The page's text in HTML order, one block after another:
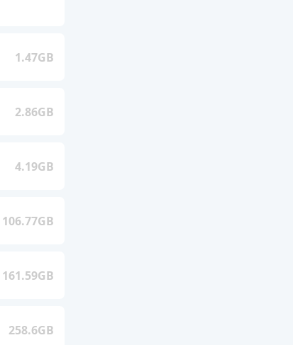
1.47GB
2.86GB
4.19GB
106.77GB
161.59GB
258.6GB